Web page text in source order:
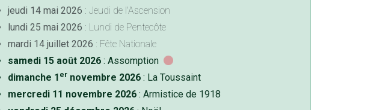
jeudi 14 mai 2026 : Jeudi de l'Ascension
lundi 25 mai 2026 : Lundi de Pentecôte
mardi 14 juillet 2026 : Fête Nationale
samedi 15 août 2026: Assomption
dimanche 1 ernovembre 2026: La Toussaint
mercredi 11 novembre 2026: Armistice de 1918